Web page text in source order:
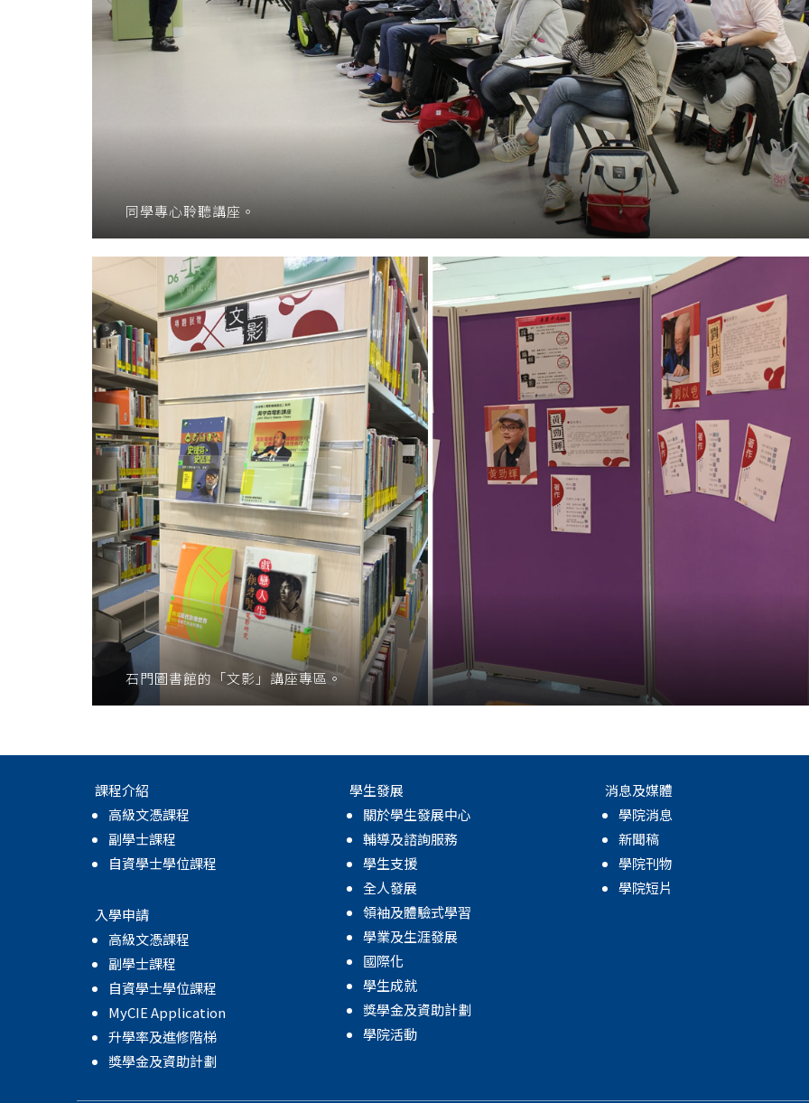
同學專心聆聽講座。
石門圖書館的「文影」講座專區。
課程介紹
高級文憑課程
副學士課程
自資學士學位課程
入學申請
高級文憑課程
副學士課程
自資學士學位課程
MyCIE Application
升學率及進修階梯
獎學金及資助計劃
學生發展
關於學生發展中心
輔導及諮詢服務
學生支援
全人發展
領袖及體驗式學習
學業及生涯發展
國際化
學生成就
獎學金及資助計劃
學院活動
消息及媒體
學院消息
新聞稿
學院刊物
學院短片